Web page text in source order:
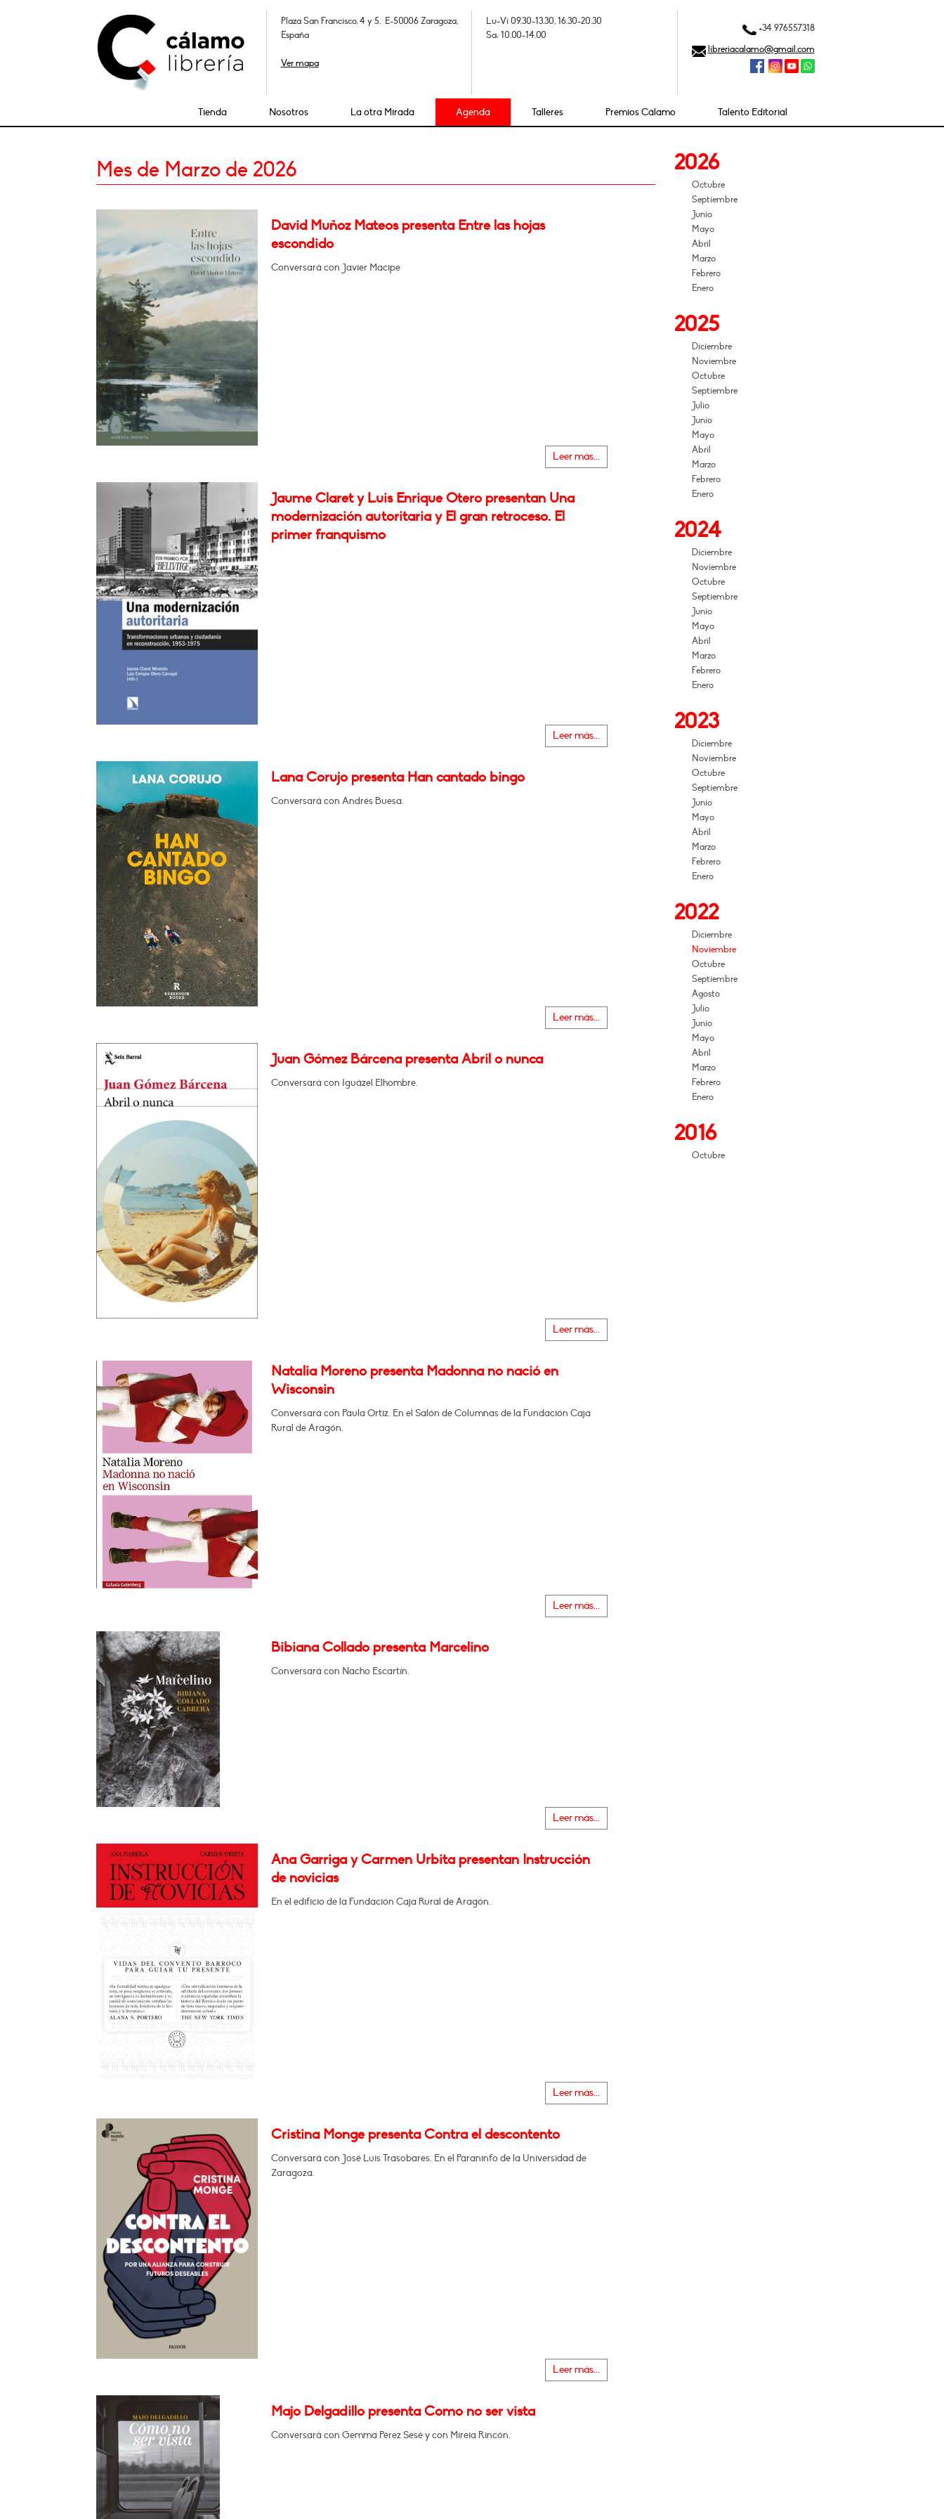
Plaza San Francisco, 4 y 5. E-50006 Zaragoza,
España
Ver mapa
Lu-Vi 09.30-13.30, 16.30-20.30
Sa: 10.00-14.00
+34 976557318
libreriacalamo@gmail.com
Tienda Nosotros La otra Mirada Agenda Talleres Premios Cálamo Talento Editorial
Mes de Marzo de 2026
David Muñoz Mateos presenta Entre las hojas
escondido
Conversará con Javier Macipe
Leer más...
Jaume Claret y Luis Enrique Otero presentan Una
modernización autoritaria y El gran retroceso. El
primer franquismo
Leer más...
Lana Corujo presenta Han cantado bingo
Conversará con Andrés Buesa.
Leer más...
Juan Gómez Bárcena presenta Abril o nunca
Conversará con Iguázel Elhombre.
Leer más...
Natalia Moreno presenta Madonna no nació en
Wisconsin
Conversará con Paula Ortiz. En el Salón de Columnas de la Fundación Caja
Rural de Aragón.
Leer más...
Bibiana Collado presenta Marcelino
Conversará con Nacho Escartín.
Leer más...
Ana Garriga y Carmen Urbita presentan Instrucción
de novicias
En el edificio de la Fundación Caja Rural de Aragón.
Leer más...
Cristina Monge presenta Contra el descontento
Conversará con José Luis Trasobares. En el Paraninfo de la Universidad de
Zaragoza.
Leer más...
Majo Delgadillo presenta Como no ser vista
Conversará con Gemma Pérez Sesé y con Mireia Rincón.
2026
Octubre
Septiembre
Junio
Mayo
Abril
Marzo
Febrero
Enero
2025
Diciembre
Noviembre
Octubre
Septiembre
Julio
Junio
Mayo
Abril
Marzo
Febrero
Enero
2024
Diciembre
Noviembre
Octubre
Septiembre
Junio
Mayo
Abril
Marzo
Febrero
Enero
2023
Diciembre
Noviembre
Octubre
Septiembre
Junio
Mayo
Abril
Marzo
Febrero
Enero
2022
Diciembre
Noviembre
Octubre
Septiembre
Agosto
Julio
Junio
Mayo
Abril
Marzo
Febrero
Enero
2016
Octubre